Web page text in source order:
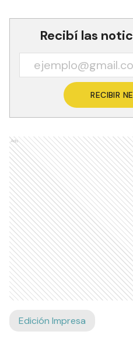
Recibí las
RECIBIR
Ads
Edición Impresa